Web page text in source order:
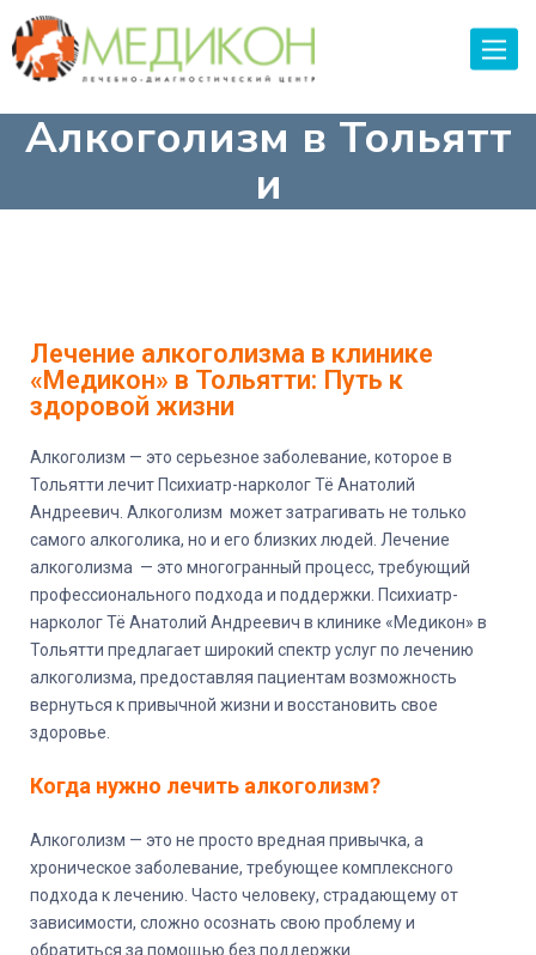
Toggle
Алкоголизм в Тольятт
и
Лечение алкоголизма в клинике
«Медикон» в Тольятти: Путь к
здоровой жизни
Алкоголизм — это серьезное заболевание, которое в
Тольятти лечит Психиатр-нарколог Тё Анатолий
Андреевич. Алкоголизм может затрагивать не только
самого алкоголика, но и его близких людей. Лечение
алкоголизма — это многогранный процесс, требующий
профессионального подхода и поддержки. Психиатр-
нарколог Тё Анатолий Андреевич в клинике «Медикон» в
Тольятти предлагает широкий спектр услуг по лечению
алкоголизма, предоставляя пациентам возможность
вернуться к привычной жизни и восстановить свое
здоровье.
Когда нужно лечить алкоголизм?
Алкоголизм — это не просто вредная привычка, а
хроническое заболевание, требующее комплексного
подхода к лечению. Часто человеку, страдающему от
зависимости, сложно осознать свою проблему и
обратиться за помощью без поддержки